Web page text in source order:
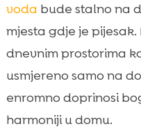
voda bude stalno na
mjesta gdje je
dnevnim prostorima
usmjereno samo na
enromno doprinosi
harmoniji u domu.